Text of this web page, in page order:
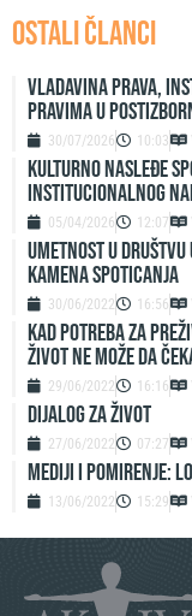
OSTALI ČLANCI
Vladavina prava,
pravima u
30/07/2026 10:03
Kulturno nasleđe
institucionalnog
05/04/2026 12:07
UMETNOST U
KAMENA SPOTICANJA
30/06/2022 16:56
KAD POTREBA ZA
ŽIVOT NE MOŽE DA
29/06/2022 16:16
DIJALOG ZA ŽIVOT
27/06/2022 07:27
MEDIJI I POMIRENJE:
13/06/2022 15:29